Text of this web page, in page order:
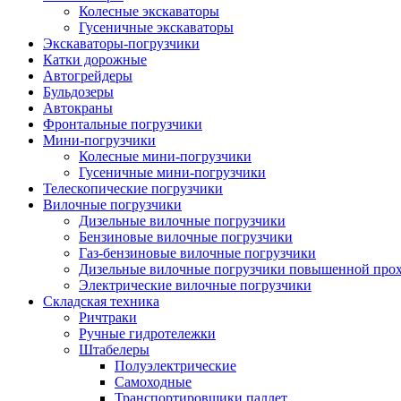
Колесные экскаваторы
Гусеничные экскаваторы
Экскаваторы-погрузчики
Катки дорожные
Автогрейдеры
Бульдозеры
Автокраны
Фронтальные погрузчики
Мини-погрузчики
Колесные мини-погрузчики
Гусеничные мини-погрузчики
Телескопические погрузчики
Вилочные погрузчики
Дизельные вилочные погрузчики
Бензиновые вилочные погрузчики
Газ-бензиновые вилочные погрузчики
Дизельные вилочные погрузчики повышенной
Электрические вилочные погрузчики
Складская техника
Ричтраки
Ручные гидротележки
Штабелеры
Полуэлектрические
Самоходные
Транспортировщики паллет